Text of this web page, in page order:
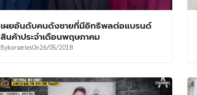
เผยอันดับคนดังชายที่มีอิทธิพลต่อแบรนด์
สินค้าประจำเดือนพฤษภาคม
BykorseriesOn26/05/2018